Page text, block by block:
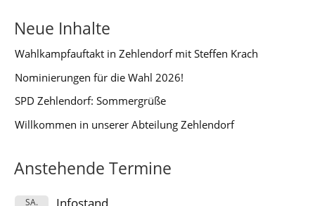
Neue Inhalte
Wahlkampfauftakt in Zehlendorf mit Steffen Krach
Nominierungen für die Wahl 2026!
SPD Zehlendorf: Sommergrüße
Willkommen in unserer Abteilung Zehlendorf
Anstehende Termine
SA. Infostand